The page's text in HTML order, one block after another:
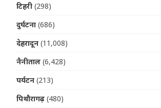
टिहरी (298)
दुर्घटना (686)
देहरादून (11,008)
नैनीताल (6,428)
पर्यटन (213)
पिथौरागढ़ (480)